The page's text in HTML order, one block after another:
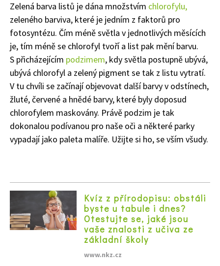
Zelená barva listů je dána množstvím chlorofylu,
zeleného barviva, které je jedním z faktorů pro
fotosyntézu. Čím méně světla v jednotlivých měsících
je, tím méně se chlorofyl tvoří a list pak mění barvu.
S přicházejícím podzimem, kdy světla postupně ubývá,
ubývá chlorofyl a zelený pigment se tak z listu vytratí.
V tu chvíli se začínají objevovat další barvy v odstínech,
žluté, červené a hnědé barvy, které byly doposud
chlorofylem maskovány. Právě podzim je tak
dokonalou podívanou pro naše oči a některé parky
vypadají jako paleta malíře. Užijte si ho, se vším všudy.
Kvíz z přírodopisu: obstáli
byste u tabule i dnes?
Otestujte se, jaké jsou
vaše znalosti z učiva ze
základní školy
www.nkz.cz